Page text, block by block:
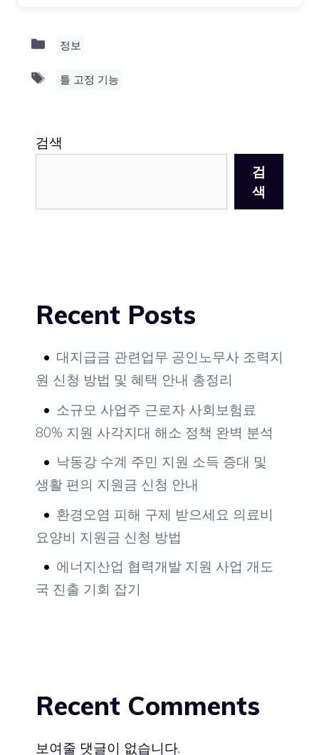
Categories
정보
Tags
틀 고정 기능
검색
검
색
Recent Posts
대지급금 관련업무 공인노무사 조력지
원 신청 방법 및 혜택 안내 총정리
소규모 사업주 근로자 사회보험료
80% 지원 사각지대 해소 정책 완벽 분석
낙동강 수계 주민 지원 소득 증대 및
생활 편의 지원금 신청 안내
환경오염 피해 구제 받으세요 의료비
요양비 지원금 신청 방법
에너지산업 협력개발 지원 사업 개도
국 진출 기회 잡기
Recent Comments
보여줄 댓글이 없습니다.